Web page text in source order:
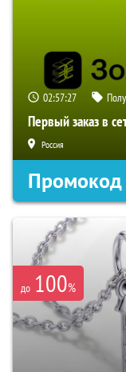
02:57:27
Первый заказ в
Россия
Промокод
до 100%